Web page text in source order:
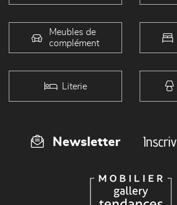
Meubles de
complément
Literie
Newsletter